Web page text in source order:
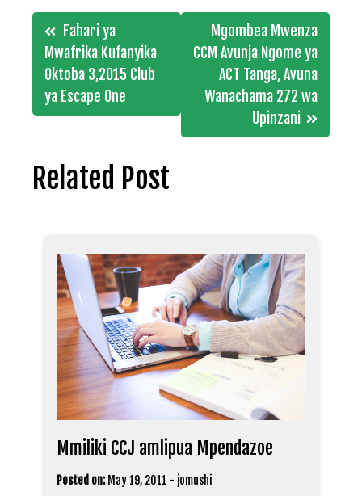
Post
navigation
Fahari ya
Mwafrika Kufanyika
Oktoba 3,2015 Club
ya Escape One
Mgombea Mwenza
CCM Avunja Ngome ya
ACT Tanga, Avuna
Wanachama 272 wa
Upinzani
Related Post
Mmiliki CCJ amlipua Mpendazoe
Posted on: May 19, 2011 - jomushi